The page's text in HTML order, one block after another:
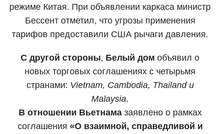
режиме Китая. При объявлении каркаса министр
Бессент отметил, что угрозы применения
тарифов предоставили США рычаги давления.
С другой стороны, Белый дом объявил о
новых торговых соглашениях с четырьмя
странами: Vietnam, Cambodia, Thailand и
Malaysia.
В отношении Вьетнамазаявлено о рамках
соглашения «О взаимной, справедливой и